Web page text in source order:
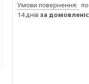
14 днів за